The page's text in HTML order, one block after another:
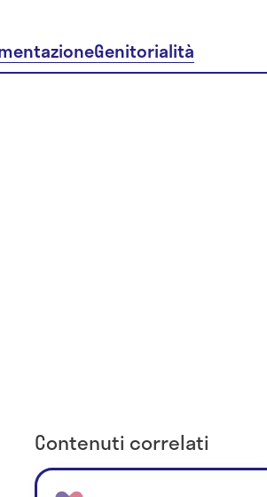
Genitorialità
Contenuti correlati